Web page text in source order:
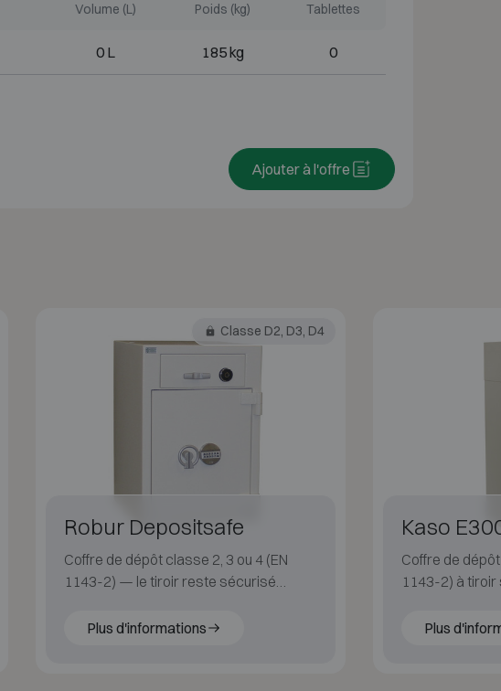
Volume (L) Poids (kg) Tablettes
0 L 185 kg 0
Ajouter à l'offre
Classe D2, D3, D4
Robur Depositsafe
Coffre de dépôt classe 2, 3 ou 4 (EN
1143-2) — le tiroir reste sécurisé
Plus d'informations
Kaso
Coffre de
1143-2) à
Plus